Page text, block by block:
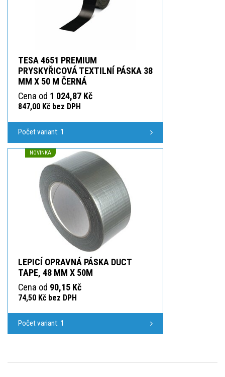
TESA 4651 PREMIUM
PRYSKYŘICOVÁ TEXTILNÍ PÁSKA 38
MM X 50 M ČERNÁ
Cena od 1 024,87 Kč
847,00 Kč bez DPH
Počet variant: 1
NOVINKA
LEPICÍ OPRAVNÁ PÁSKA DUCT
TAPE, 48 MM X 50M
Cena od 90,15 Kč
74,50 Kč bez DPH
Počet variant: 1